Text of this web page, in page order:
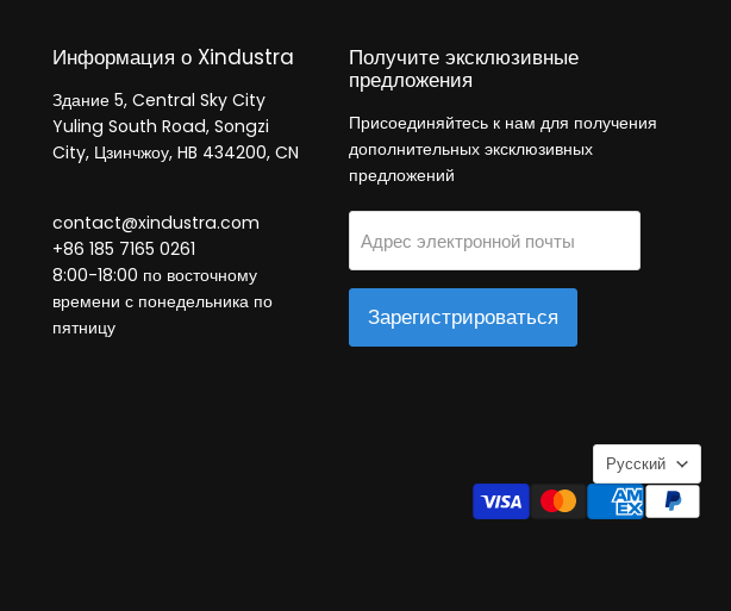
Информация о Xindustra
Здание 5, Central Sky City
Yuling South Road, Songzi
City, Цзинчжоу, HB 434200, CN
contact@xindustra.com
+86 185 7165 0261
8:00-18:00 по восточному
времени с понедельника по
пятницу
Получите эксклюзивные
предложения
Присоединяйтесь к нам для получения
дополнительных эксклюзивных
предложений
Адрес электронной почты
Зарегистрироваться
Язык
Русский